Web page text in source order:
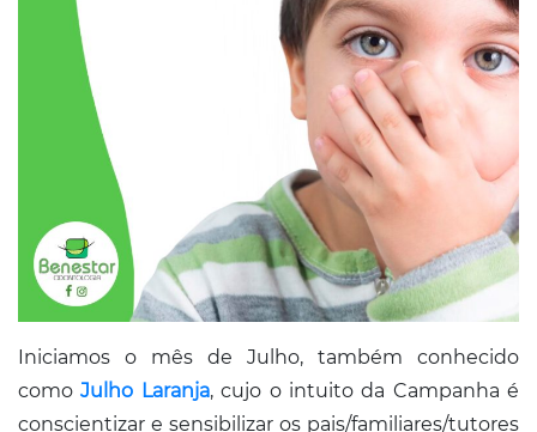
Iniciamos o mês de Julho, também conhecido
como Julho Laranja, cujo o intuito da Campanha é
conscientizar e sensibilizar os pais/familiares/tutores